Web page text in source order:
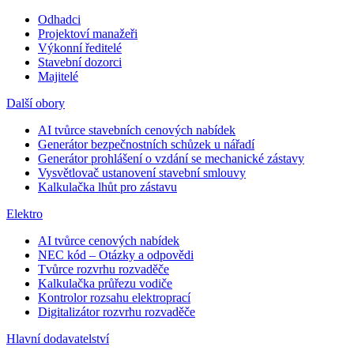
Odhadci
Projektoví manažeři
Výkonní ředitelé
Stavební dozorci
Majitelé
Další obory
AI tvůrce stavebních cenových nabídek
Generátor bezpečnostních schůzek u nářadí
Generátor prohlášení o vzdání se mechanické zástavy
Vysvětlovač ustanovení stavební smlouvy
Kalkulačka lhůt pro zástavu
Elektro
AI tvůrce cenových nabídek
NEC kód – Otázky a odpovědi
Tvůrce rozvrhu rozvaděče
Kalkulačka průřezu vodiče
Kontrolor rozsahu elektroprací
Digitalizátor rozvrhu rozvaděče
Hlavní dodavatelství